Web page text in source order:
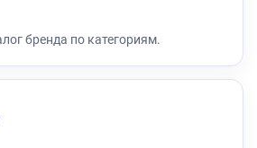
бренда по категориям.